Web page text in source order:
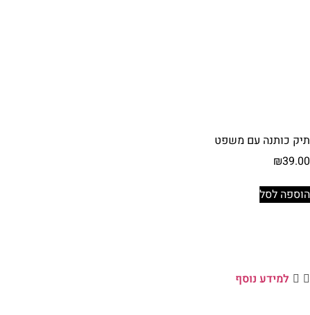
תיק כותנה עם משפט
₪39.00
הוספה לסל
למידע נוסף